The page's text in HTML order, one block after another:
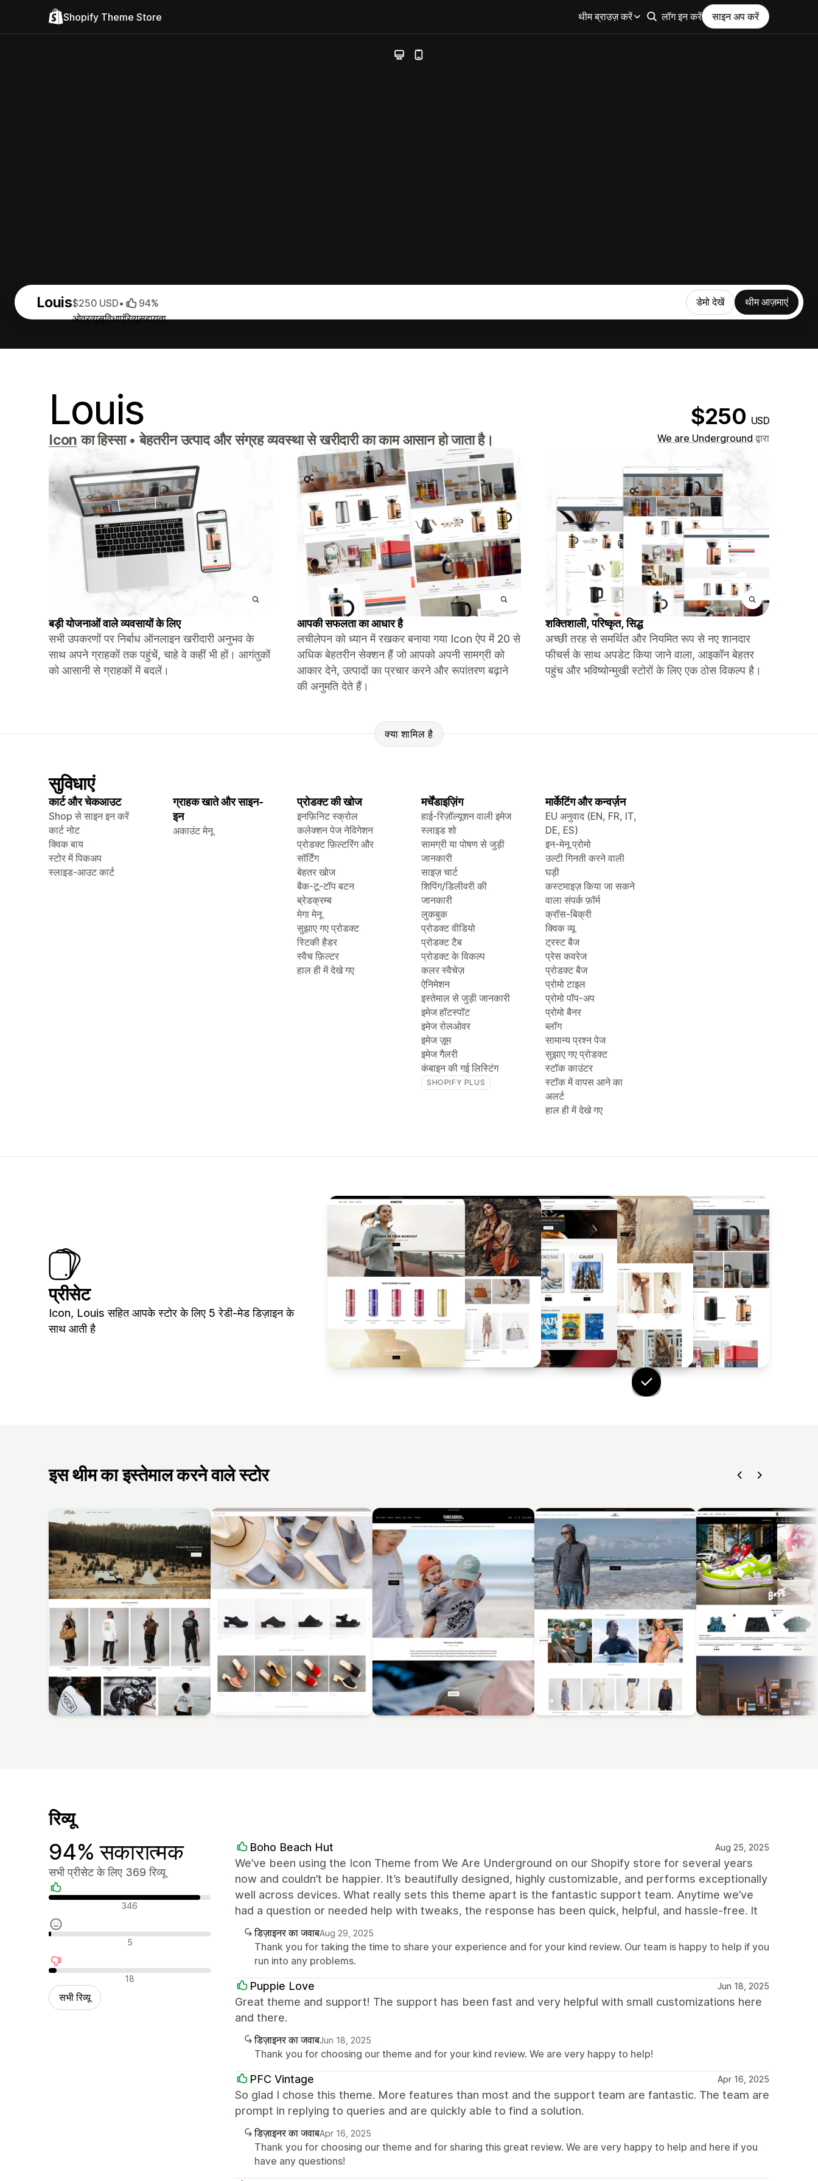
Shopify Theme Store थीम ब्राउज़ करें लॉग इन करें साइन अप करें
Louis
ओवरव्यूसुविधाएंरिव्यूसहायता
$250 USD• 94% डेमो देखें थीम आज़माएं
Louis $250 USD
Icon का हिस्सा• बेहतरीन उत्पाद और संग्रह व्यवस्था से खरीदारी का काम आसान हो जाता है। We are Underground द्वारा
बड़ी योजनाओं वाले व्यवसायों के लिए
सभी उपकरणों पर निर्बाध ऑनलाइन खरीदारी अनुभव के
साथ अपने ग्राहकों तक पहुंचें, चाहे वे कहीं भी हों। आगंतुकों
को आसानी से ग्राहकों में बदलें।
आपकी सफलता का आधार है
लचीलेपन को ध्यान में रखकर बनाया गया Icon ऐप में 20 से
अधिक बेहतरीन सेक्शन हैं जो आपको अपनी सामग्री को
आकार देने, उत्पादों का प्रचार करने और रूपांतरण बढ़ाने
की अनुमति देते हैं।
शक्तिशाली, परिष्कृत, सिद्ध
अच्छी तरह से समर्थित और नियमित रूप से नए शानदार
फीचर्स के साथ अपडेट किया जाने वाला, आइकॉन बेहतर
पहुंच और भविष्योन्मुखी स्टोरों के लिए एक ठोस विकल्प है।
क्या शामिल है
सुविधाएं
कार्ट और चेकआउट
Shop से साइन इन करें
कार्ट नोट
क्विक बाय
स्टोर में पिकअप
स्लाइड-आउट कार्ट
ग्राहक खाते और साइन-
इन
अकाउंट मेनू
प्रोडक्ट की खोज
इनफ़िनिट स्क्रोल
कलेक्शन पेज नेविगेशन
प्रोडक्ट फ़िल्टरिंग और
सॉर्टिंग
बेहतर खोज
बैक-टू-टॉप बटन
ब्रेडक्रम्ब
मेगा मेनू
सुझाए गए प्रोडक्ट
स्टिकी हैडर
स्वैच फ़िल्टर
हाल ही में देखे गए
मर्चेंडाइज़िंग
हाई-रिज़ॉल्यूशन वाली इमेज
स्लाइड शो
सामग्री या पोषण से जुड़ी
जानकारी
साइज़ चार्ट
शिपिंग/डिलीवरी की
जानकारी
लुकबुक
प्रोडक्ट वीडियो
प्रोडक्ट टैब
प्रोडक्ट के विकल्प
कलर स्वैचेज़
ऐनिमेशन
इस्तेमाल से जुड़ी जानकारी
इमेज हॉटस्पॉट
इमेज रोलओवर
इमेज ज़ूम
इमेज गैलरी
कंबाइन की गई लिस्टिंग
SHOPIFY PLUS
मार्केटिंग और कन्वर्ज़न
EU अनुवाद (EN, FR, IT,
DE, ES)
इन-मेनू प्रोमो
उल्टी गिनती करने वाली
घड़ी
कस्टमाइज़ किया जा सकने
वाला संपर्क फ़ॉर्म
क्रॉस-बिक्री
क्विक व्यू
ट्रस्ट बैज
प्रेस कवरेज
प्रोडक्ट बैज
प्रोमो टाइल
प्रोमो पॉप-अप
प्रोमो बैनर
ब्लॉग
सामान्य प्रश्न पेज
सुझाए गए प्रोडक्ट
स्टॉक काउंटर
स्टॉक में वापस आने का
अलर्ट
हाल ही में देखे गए
प्रीसेट
Icon, Louis सहित आपके स्टोर के लिए 5 रेडी-मेड डिज़ाइन के
साथ आती है
इस थीम का इस्तेमाल करने वाले स्टोर
रिव्यू
94% सकारात्मक
सभी प्रीसेट के लिए 369 रिव्यू
सकारात्मक रिव्यू 346
न्यूट्रल रिव्यू 5
नकारात्मक रिव्यू 18
सभी रिव्यू
Boho Beach Hut Aug 25, 2025
We’ve been using the Icon Theme from We Are Underground on our Shopify store for several years
now and couldn’t be happier. It’s beautifully designed, highly customizable, and performs exceptionally
well across devices. What really sets this theme apart is the fantastic support team. Anytime we’ve
had a question or needed help with tweaks, the response has been quick, helpful, and hassle-free. It
डिज़ाइनर का जवाबAug 29, 2025
Thank you for taking the time to share your experience and for your kind review. Our team is happy to help if you
run into any problems.
Puppie Love Jun 18, 2025
Great theme and support! The support has been fast and very helpful with small customizations here
and there.
डिज़ाइनर का जवाबJun 18, 2025
Thank you for choosing our theme and for your kind review. We are very happy to help!
PFC Vintage Apr 16, 2025
So glad I chose this theme. More features than most and the support team are fantastic. The team are
prompt in replying to queries and are quickly able to find a solution.
डिज़ाइनर का जवाबApr 16, 2025
Thank you for choosing our theme and for sharing this great review. We are very happy to help and here if you
have any questions!